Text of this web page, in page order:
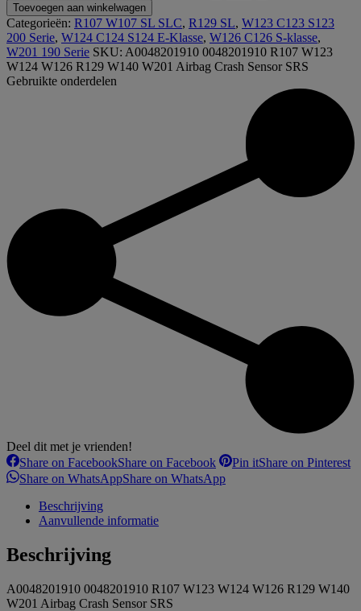
Toevoegen aan winkelwagen
Categorieën: R107 W107 SL SLC, R129 SL, W123 C123 S123
200 Serie, W124 C124 S124 E-Klasse, W126 C126 S-klasse,
W201 190 Serie SKU: A0048201910 0048201910 R107 W123
W124 W126 R129 W140 W201 Airbag Crash Sensor SRS
Gebruikte onderdelen
Deel dit met je vrienden!
Share on FacebookShare on Facebook Pin itShare on Pinterest
Share on WhatsAppShare on WhatsApp
Beschrijving
Aanvullende informatie
Beschrijving
A0048201910 0048201910 R107 W123 W124 W126 R129 W140
W201 Airbag Crash Sensor SRS